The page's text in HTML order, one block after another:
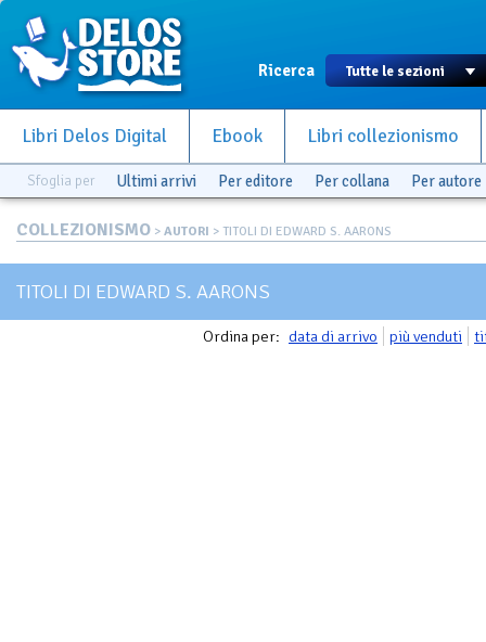
Ricerca
Libri Delos Digital Ebook Libri collezionismo
Sfoglia per Ultimi arrivi Per editore Per collana Per autore
COLLEZIONISMO > AUTORI > TITOLI DI EDWARD S. AARONS
TITOLI DI EDWARD S. AARONS
Ordina per: data di arrivo più venduti